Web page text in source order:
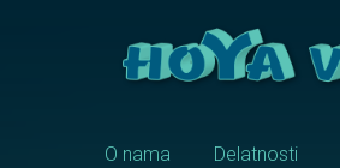
O nama Delatnosti